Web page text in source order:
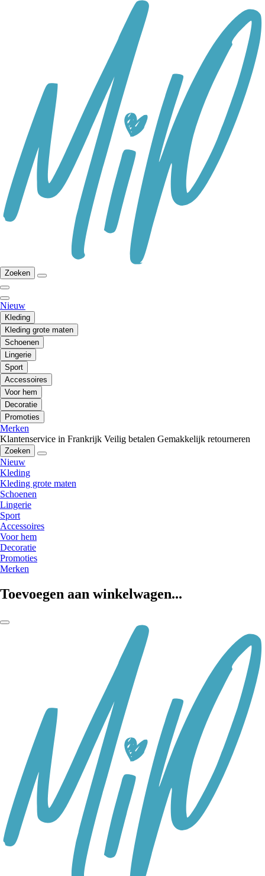
Zoeken
Nieuw
Kleding
Kleding grote maten
Schoenen
Lingerie
Sport
Accessoires
Voor hem
Decoratie
Promoties
Merken
Klantenservice in Frankrijk Veilig betalen Gemakkelijk retourneren
Zoeken
Nieuw
Kleding
Kleding grote maten
Schoenen
Lingerie
Sport
Accessoires
Voor hem
Decoratie
Promoties
Merken
Toevoegen aan winkelwagen...